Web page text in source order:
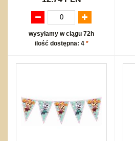
wysyłamy w ciągu 72h
ilość dostępna: 4 *